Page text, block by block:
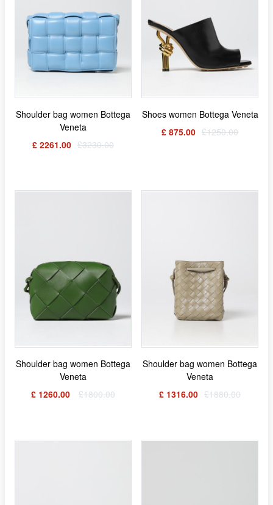
Shoulder bag women Bottega
Veneta
£ 2261.00 £3230.00
Shoes women Bottega Veneta
£ 875.00 £1250.00
Shoulder bag women Bottega
Veneta
£ 1260.00
£1800.00
Shoulder bag women Bottega
Veneta
£ 1316.00 £1880.00